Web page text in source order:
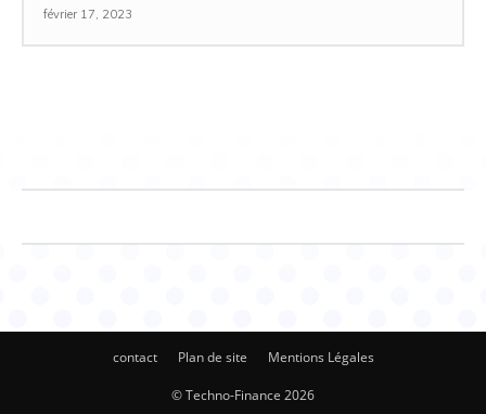
février 17, 2023
contact Plan de site Mentions Légales
© Techno-Finance 2026